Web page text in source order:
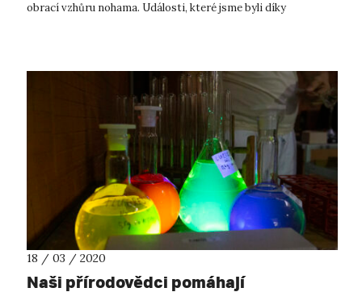
obrací vzhůru nohama. Události, které jsme byli díky
18 / 03 / 2020
Naši přírodovědci pomáhají